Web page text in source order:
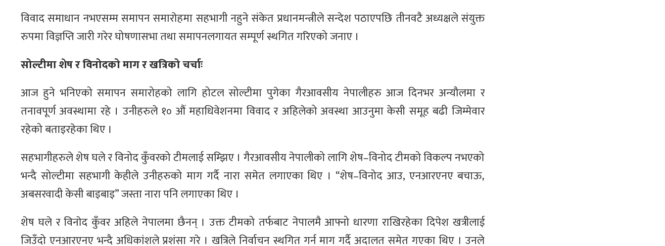
विवाद समाधान नभएसम्म समापन समाराेहमा सहभागी नहुने संकेत प्रधानमन्त्रीले सन्देश पठाएपछि तीनवटै अध्यक्षले संयुक्त
रुपमा विज्ञप्ति जारी गरेर घोषणासभा तथा समापनलगायत सम्पूर्ण स्थगित गरिएको जनाए ।
सोल्टीमा शेष र विनोदको माग र खत्रिको चर्चाः
आज हुने भनिएको समापन समारोहको लागि होटल सोल्टीमा पुगेका गैरआवसीय नेपालीहरु आज दिनभर अन्यौलमा र
तनावपूर्ण अवस्थामा रहे । उनीहरुले १० औं महाधिवेशनमा विवाद र अहिलेको अवस्था आउनुमा केसी समूह बढी जिम्मेवार
रहेको बताइरहेका थिए ।
सहभागीहरुले शेष घले र विनोद कुँवरको टीमलाई सम्झिए । गैरआवसीय नेपालीको लागि शेष–विनोद टीमको विकल्प नभएको
भन्दै सोल्टीमा सहभागी केहीले उनीहरुको माग गर्दै नारा समेत लगाएका थिए । “शेष–विनोद आउ, एनआरएनए बचाऊ,
अबसरवादी केसी बाइबाइ” जस्ता नारा पनि लगाएका थिए ।
शेष घले र विनाेद कुँवर अहिले नेपालमा छैनन् । उक्त टीमको तर्फबाट नेपालमै आफ्नो धारणा राखिरहेका दिपेश खत्रीलाई
जिउँदो एनआरएनए भन्दै अधिकांशले प्रशंसा गरे । खत्रिले निर्वाचन स्थगित गर्न माग गर्दै अदालत समेत गएका थिए । उनले